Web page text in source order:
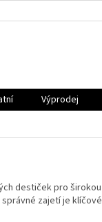
Výprodej
destiček pro
zajetí je